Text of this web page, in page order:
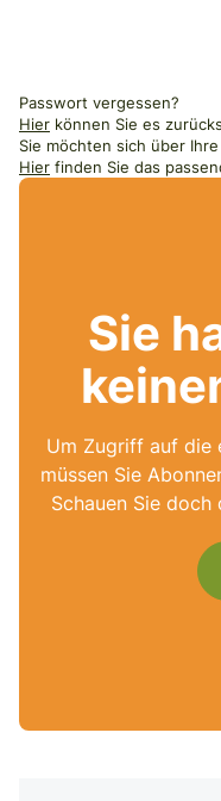
Passwort vergessen?
Hier können Sie es
Sie möchten sich über
Hier finden Sie das
Sie
Um Zugriff auf die
müssen Sie
Schauen Sie